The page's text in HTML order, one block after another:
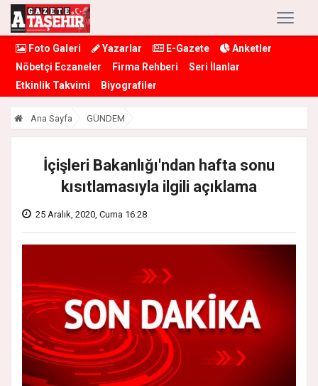
Foto Galeri Yazarlar E-Gazete
Anketler
Nöbetçi Eczaneler
Firma Rehberi
Seri İlanlar
Etkinlik Takvimi
Biyografiler
Ana Sayfa GÜNDEM
İçişleri Bakanlığı'ndan hafta sonu
kısıtlamasıyla ilgili açıklama
25 Aralık, 2020, Cuma 16:28